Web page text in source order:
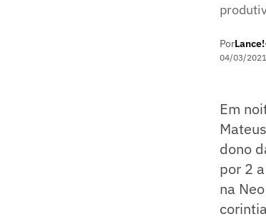
PorLance!
04/03/2021
Em
dono
por 2
na